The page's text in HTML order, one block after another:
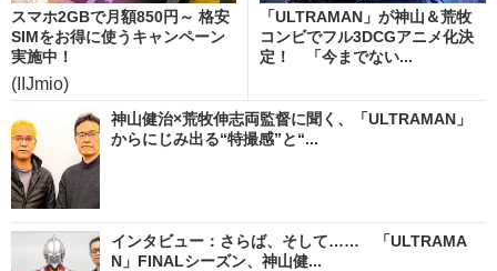
スマホ2GBで月額850円～ 格安
SIMをお得に使うキャンペーン
実施中！
(IIJmio)
「ULTRAMAN」が神山＆荒牧
コンビでフル3DCGアニメ化決
定！ 「今までない...
神山健治×荒牧伸志両監督に聞く、「ULTRAMAN」
からにじみ出る“特撮感”と“...
インタビュー：さらば、そして…… 「ULTRAMA
N」FINALシーズン、神山健...